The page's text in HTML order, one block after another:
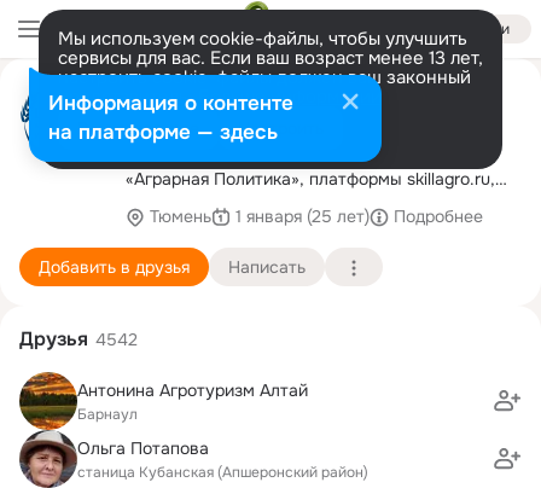
Войти
Мы используем cookie-файлы, чтобы улучшить
сервисы для вас. Если ваш возраст менее 13 лет,
настроить cookie-файлы должен ваш законный
представитель. Больше информации
Разрешить все Настроить
Центр аграрного опыта и
инноваций
Центр аграрного опыта и инноваций. Журнал
«Аграрная Политика», платформы skillagro.ru,
Тюмень 1 января (25 лет) Подробнее
Добавить в друзья Написать
Друзья 4542
Антонина Агротуризм Алтай
Барнаул
Ольга Потапова
станица Кубанская (Апшеронский район)
Информация о контенте
на платформе — здесь